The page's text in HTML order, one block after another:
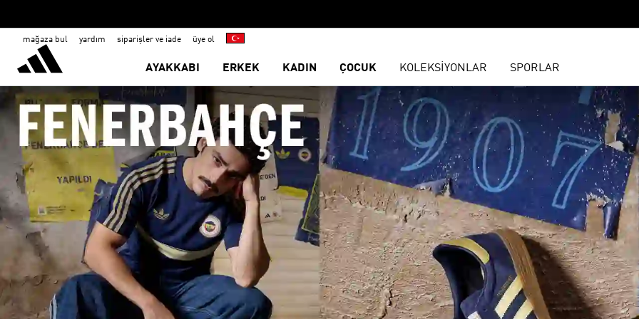
mağaza bul yardım siparişler ve iade üye ol
AYAKKABI ERKEK KADIN ÇOCUK KOLEKSİYONLAR SPORLAR